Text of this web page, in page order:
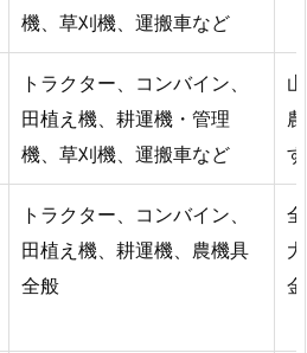
機、草刈機、運搬車など
トラクター、コンバイン、
田植え機、耕運機・管理
機、草刈機、運搬車など
トラクター、コンバイン、
田植え機、耕運機、農機具
全般